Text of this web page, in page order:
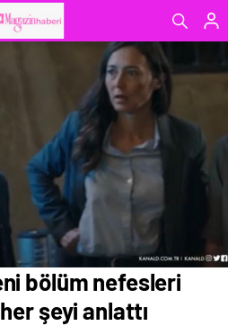
bölüm nefesleri
şeyi anlattı